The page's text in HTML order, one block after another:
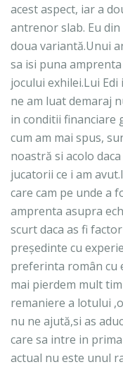
acest aspect, iar a
antrenor slab. Eu din
doua variantă.Unui
sa isi puna
jocului exhilei.Lui
ne am luat demaraj
in conditii financiare
cum am mai spus,
noastră si acolo
jucatorii ce i am
care cam pe unde a
amprenta asupra
scurt daca as fi
președinte cu
preferinta român cu
mai pierdem mult
remaniere a lotului
nu ne ajută,si as
care sa intre in
actual nu este unul